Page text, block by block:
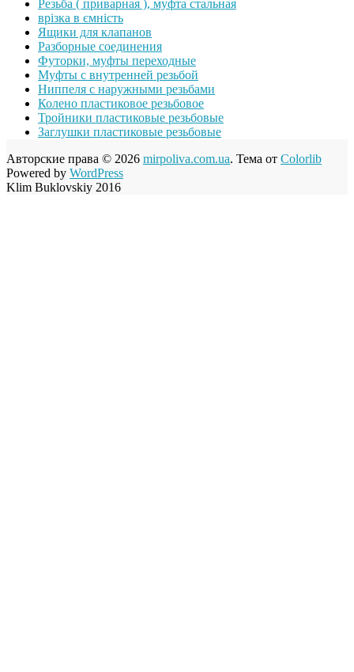
Резьба ( приварная ), муфта стальная
врізка в ємність
Ящики для клапанов
Разборные соединения
Футорки, муфты переходные
Муфты с внутренней резьбой
Ниппеля с наружными резьбами
Колено пластиковое резьбовое
Тройники пластиковые резьбовые
Заглушки пластиковые резьбовые
Авторские права © 2026 mirpoliva.com.ua. Тема от Colorlib
Powered by WordPress
Klim Buklovskiy 2016